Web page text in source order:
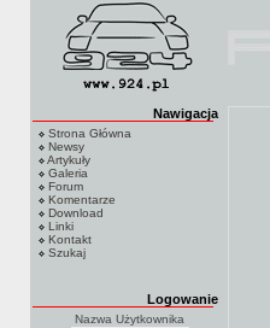
Nawigacja
Strona Główna
Newsy
Artykuły
Galeria
Forum
Komentarze
Download
Linki
Kontakt
Szukaj
Logowanie
Nazwa Użytkownika